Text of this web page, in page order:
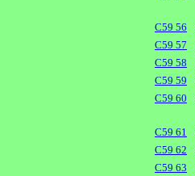
C59 56
C59 57
C59 58
C59 59
C59 60
C59 61
C59 62
C59 63